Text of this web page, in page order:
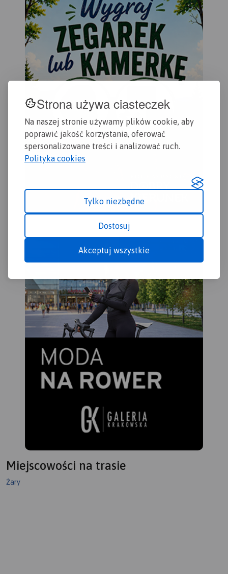
Strona używa ciasteczek
Na naszej stronie używamy plików cookie, aby
poprawić jakość korzystania, oferować
spersonalizowane treści i analizować ruch.
Polityka cookies
Tylko niezbędne
Dostosuj
Akceptuj wszystkie
Głogów i Chojnów.
Miejscowości na trasie
Żary